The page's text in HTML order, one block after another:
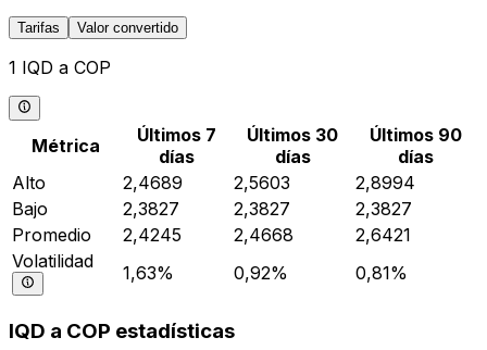
Tarifas Valor convertido
1 IQD a COP
Métrica
Últimos 7
días
Últimos 30
días
Últimos 90
días
Alto
2,4689 2,5603
2,8994
Bajo
2,3827 2,3827
2,3827
Promedio
2,4245 2,4668
2,6421
Volatilidad
1,63% 0,92% 0,81%
IQD a COP estadísticas